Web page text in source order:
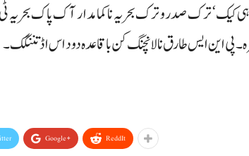
کیک‘ ترک صدر و ترک بحریہ نا کمامدار آک پاک بحریہ
پی این ایس طارق نا لانچنگ کن باقاعدہ دود اس اڈ تننگک۔
Google+ ReddIt